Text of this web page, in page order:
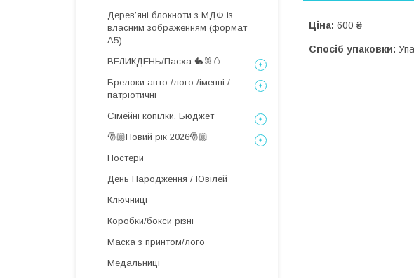
Ціна: 600 ₴
Спосіб упаковки:
Дерев’яні блокноти з МДФ із
власним зображенням (формат
А5)
ВЕЛИКДЕНЬ/Пасха 🐇🐰🥚
Брелоки авто /лого /іменні /
патріотичні
Сімейні копілки. Бюджет
🎅🏼Новий рік 2026🎅🏼
Постери
День Народження / Ювілей
Ключниці
Коробки/бокси різні
Маска з принтом/лого
Медальниці